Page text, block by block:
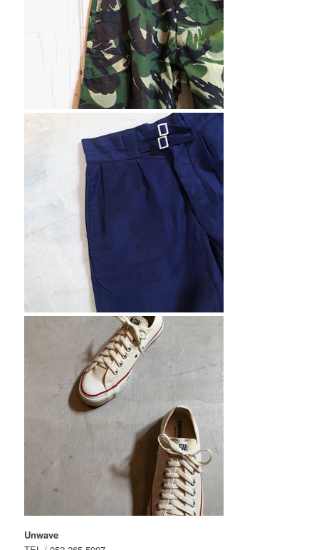
Unwave